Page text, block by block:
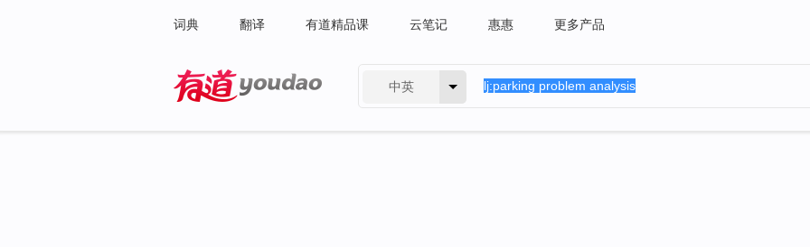
词典 翻译 有道精品课 云笔记 惠惠 更多产品
中英